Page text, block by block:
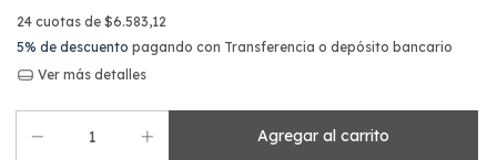
24 cuotas de $6.583,12
5% de descuento pagando con Transferencia o depósito bancario
Ver más detalles